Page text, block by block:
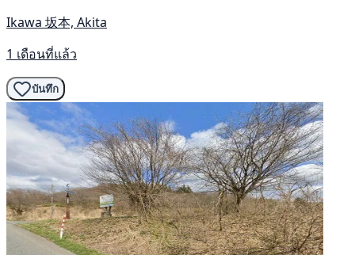
Ikawa 坂本, Akita
1 เดือนที่แล้ว
บันทึก